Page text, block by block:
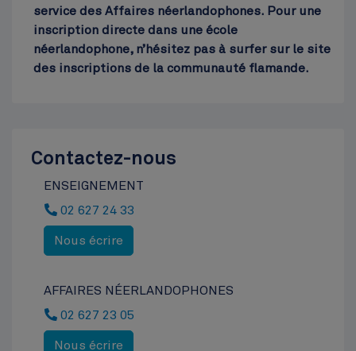
service des Affaires néerlandophones. Pour une
inscription directe dans une école
néerlandophone, n’hésitez pas à surfer sur le site
des inscriptions de la communauté flamande.
Contactez-nous
ENSEIGNEMENT
02 627 24 33
Nous écrire
AFFAIRES NÉERLANDOPHONES
02 627 23 05
Nous écrire